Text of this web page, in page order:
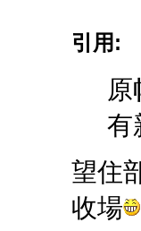
引用:
原
有
望住
收場